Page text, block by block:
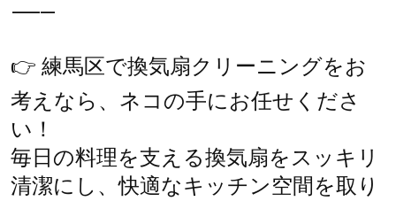
⸻
👉 練馬区で換気扇クリーニングをお
考えなら、ネコの手にお任せくださ
い！
毎日の料理を支える換気扇をスッキリ
清潔にし、快適なキッチン空間を取り